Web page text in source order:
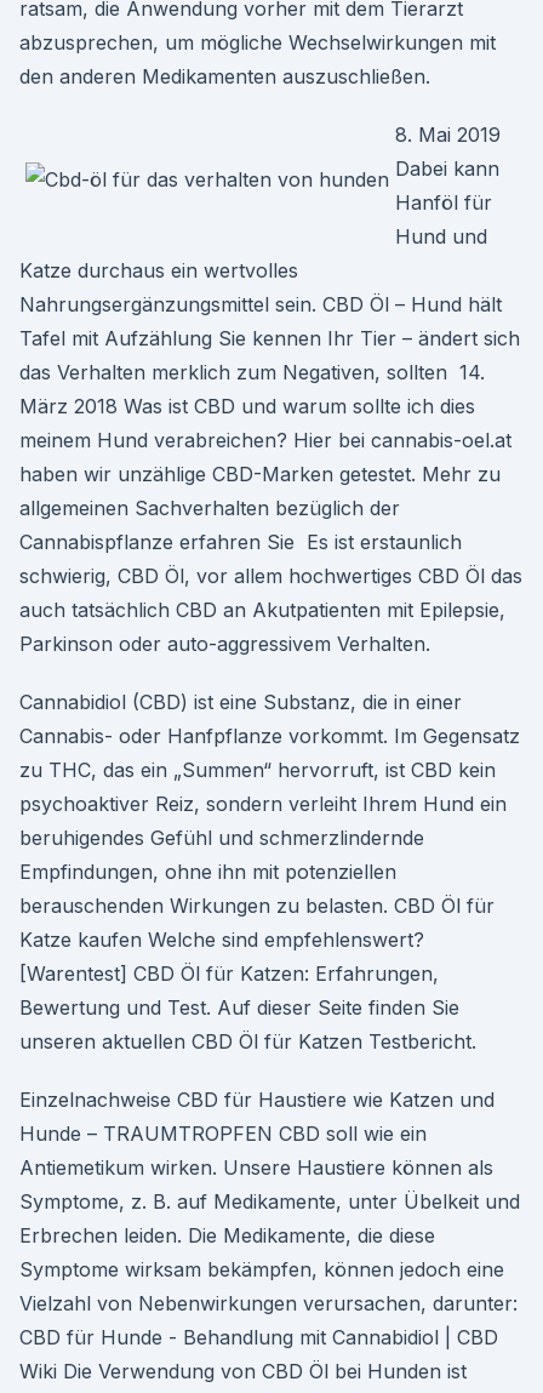
ratsam, die Anwendung vorher mit dem Tierarzt
abzusprechen, um mögliche Wechselwirkungen mit
den anderen Medikamenten auszuschließen.
8. Mai 2019
Dabei kann
Hanföl für
Hund und
Katze durchaus ein wertvolles
Nahrungsergänzungsmittel sein. CBD Öl – Hund hält
Tafel mit Aufzählung Sie kennen Ihr Tier – ändert sich
das Verhalten merklich zum Negativen, sollten 14.
März 2018 Was ist CBD und warum sollte ich dies
meinem Hund verabreichen? Hier bei cannabis-oel.at
haben wir unzählige CBD-Marken getestet. Mehr zu
allgemeinen Sachverhalten bezüglich der
Cannabispflanze erfahren Sie Es ist erstaunlich
schwierig, CBD Öl, vor allem hochwertiges CBD Öl das
auch tatsächlich CBD an Akutpatienten mit Epilepsie,
Parkinson oder auto-aggressivem Verhalten.
Cannabidiol (CBD) ist eine Substanz, die in einer
Cannabis- oder Hanfpflanze vorkommt. Im Gegensatz
zu THC, das ein „Summen“ hervorruft, ist CBD kein
psychoaktiver Reiz, sondern verleiht Ihrem Hund ein
beruhigendes Gefühl und schmerzlindernde
Empfindungen, ohne ihn mit potenziellen
berauschenden Wirkungen zu belasten. CBD Öl für
Katze kaufen Welche sind empfehlenswert?
[Warentest] CBD Öl für Katzen: Erfahrungen,
Bewertung und Test. Auf dieser Seite finden Sie
unseren aktuellen CBD Öl für Katzen Testbericht.
Einzelnachweise CBD für Haustiere wie Katzen und
Hunde – TRAUMTROPFEN CBD soll wie ein
Antiemetikum wirken. Unsere Haustiere können als
Symptome, z. B. auf Medikamente, unter Übelkeit und
Erbrechen leiden. Die Medikamente, die diese
Symptome wirksam bekämpfen, können jedoch eine
Vielzahl von Nebenwirkungen verursachen, darunter:
CBD für Hunde - Behandlung mit Cannabidiol | CBD
Wiki Die Verwendung von CBD Öl bei Hunden ist